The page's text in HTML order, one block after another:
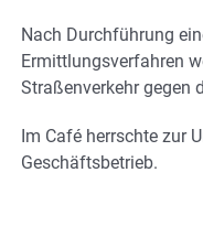
Nach Durchführung
Ermittlungsverfahren
Straßenverkehr gegen
Im Café herrschte zur
Geschäftsbetrieb.